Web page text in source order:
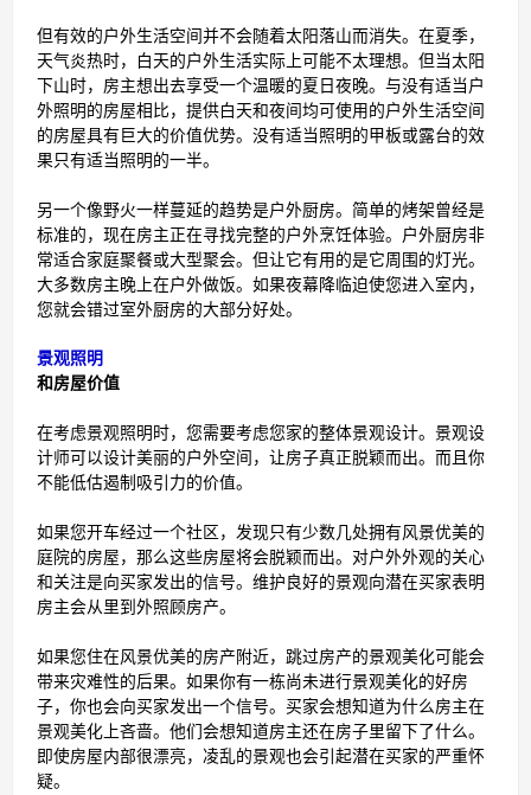
但有效的户外生活空间并不会随着太阳落山而消失。在夏季，
天气炎热时，白天的户外生活实际上可能不太理想。但当太阳
下山时，房主想出去享受一个温暖的夏日夜晚。与没有适当户
外照明的房屋相比，提供白天和夜间均可使用的户外生活空间
的房屋具有巨大的价值优势。没有适当照明的甲板或露台的效
果只有适当照明的一半。
另一个像野火一样蔓延的趋势是户外厨房。简单的烤架曾经是
标准的，现在房主正在寻找完整的户外烹饪体验。户外厨房非
常适合家庭聚餐或大型聚会。但让它有用的是它周围的灯光。
大多数房主晚上在户外做饭。如果夜幕降临迫使您进入室内，
您就会错过室外厨房的大部分好处。
景观照明
和房屋价值
在考虑景观照明时，您需要考虑您家的整体景观设计。景观设
计师可以设计美丽的户外空间，让房子真正脱颖而出。而且你
不能低估遏制吸引力的价值。
如果您开车经过一个社区，发现只有少数几处拥有风景优美的
庭院的房屋，那么这些房屋将会脱颖而出。对户外外观的关心
和关注是向买家发出的信号。维护良好的景观向潜在买家表明
房主会从里到外照顾房产。
如果您住在风景优美的房产附近，跳过房产的景观美化可能会
带来灾难性的后果。如果你有一栋尚未进行景观美化的好房
子，你也会向买家发出一个信号。买家会想知道为什么房主在
景观美化上吝啬。他们会想知道房主还在房子里留下了什么。
即使房屋内部很漂亮，凌乱的景观也会引起潜在买家的严重怀
疑。